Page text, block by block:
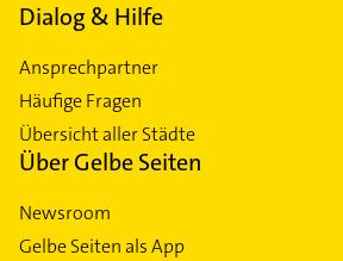
Dialog & Hilfe
Ansprechpartner
Häufige Fragen
Übersicht aller Städte
Über Gelbe Seiten
Newsroom
Gelbe Seiten als App